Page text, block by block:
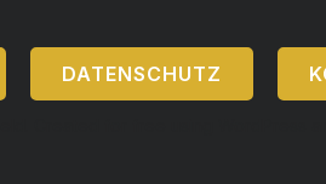
DATENSCHUTZ